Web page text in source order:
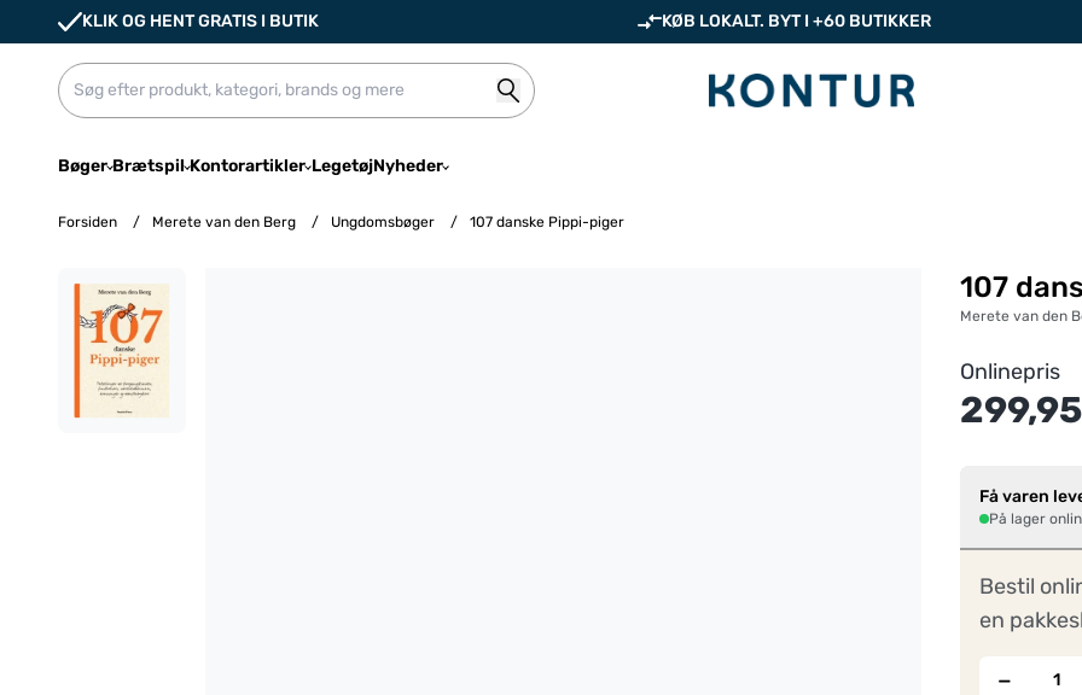
KLIK OG HENT GRATIS I BUTIK KØB LOKALT. BYT I +60 BUTIKKER
Bøger Brætspil Kontorartikler LegetøjNyheder
Forsiden / Merete van den Berg / Ungdomsbøger / 107 danske Pippi-piger
107
Merete van den
Onlinepris
Få varen
På lager
Bestil
en
−